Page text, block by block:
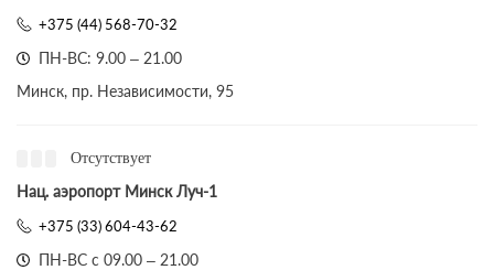
+375 (44) 568-70-32
ПН-ВС: 9.00 – 21.00
Минск, пр. Независимости, 95
Отсутствует
Нац. аэропорт Минск Луч-1
+375 (33) 604-43-62
ПН-ВС с 09.00 – 21.00